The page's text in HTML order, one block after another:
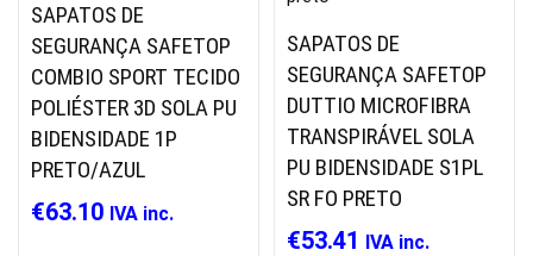
SAPATOS DE
SEGURANÇA SAFETOP
COMBIO SPORT TECIDO
POLIÉSTER 3D SOLA PU
BIDENSIDADE 1P
PRETO/AZUL
€63.10 IVA inc.
SAPATOS DE
SEGURANÇA SAFETOP
DUTTIO MICROFIBRA
TRANSPIRÁVEL SOLA
PU BIDENSIDADE S1PL
SR FO PRETO
€53.41 IVA inc.